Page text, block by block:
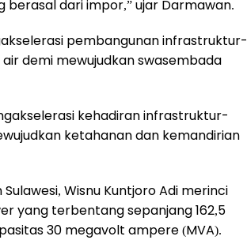
dari impor,” ujar Darmawan.
pembangunan infrastruktur-
demi mewujudkan swasembada
kehadiran infrastruktur-
ketahanan dan kemandirian
Wisnu Kuntjoro Adi merinci
yang terbentang sepanjang 162,5
30 megavolt ampere (MVA).